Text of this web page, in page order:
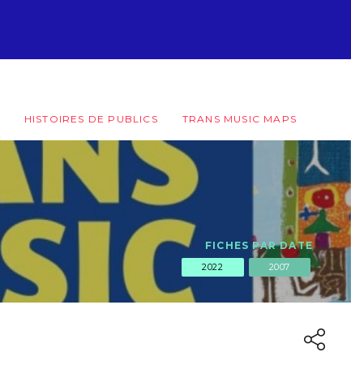
HISTOIRES DE PUBLICS TRANS MUSIC MAPS
FICHES PAR DATE
2022 2007